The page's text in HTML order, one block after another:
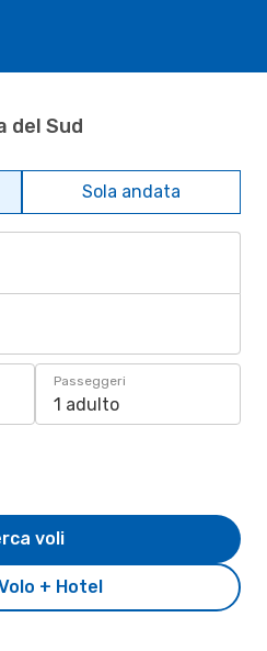
del Sud
Sola andata
Passeggeri
1 adulto
+ Hotel
voli